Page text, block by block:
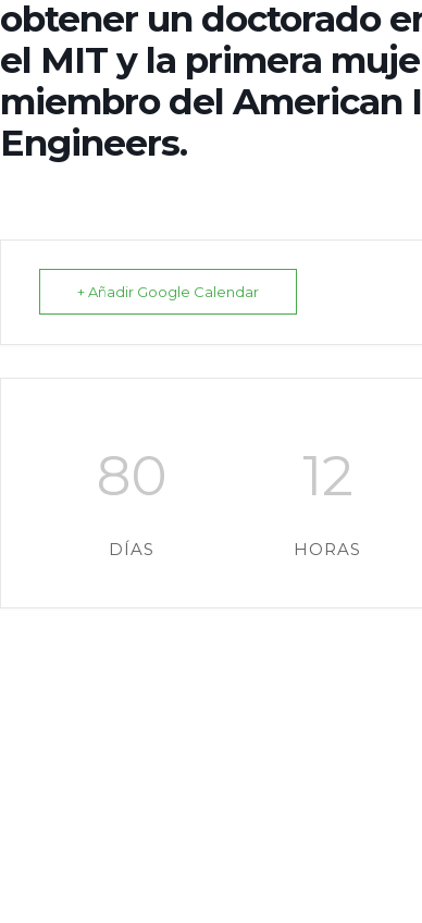
obtener un doctorado
el MIT y la primera
miembro del American
Engineers.
+ Añadir Google Calendar
80
DÍAS
12
HORAS